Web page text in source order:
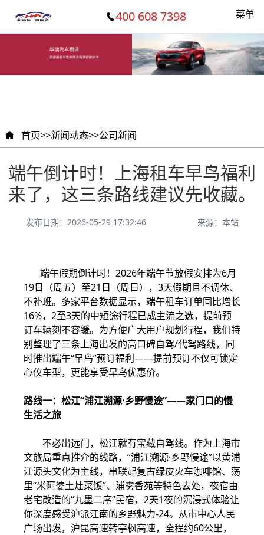
400 608 7398 菜单
首页>>新闻动态>>公司新闻
端午倒计时！上海租车早鸟福利
来了，这三条路线建议先收藏。
发布日期：2026-05-29 17:32:46 来源：本站
端午假期倒计时！2026年端午节放假安排为6月
19日（周五）至21日（周日），3天假期且不调休、
不补班。多家平台数据显示，端午租车订单同比增长
16%，2至3天的中短途行程已成主流之选，提前预
订车辆刻不容缓。为方便广大用户规划行程，我们特
别整理了三条上海出发的高口碑自驾/代驾路线，同
时推出端午“早鸟”预订福利——提前预订不仅可锁定
心仪车型，更能享受早鸟优惠价。
路线一：松江“浦江溯源·乡野慢途”——家门口的慢
生活之旅
不必出远门，松江就有宝藏自驾线。作为上海市
文旅局重点推介的线路，“浦江溯源·乡野慢途”以黄浦
江源头文化为主线，串联起复古绿皮火车咖啡馆、荡
里“米阿婆土灶菜饭”、浦雾香苑等特色去处，夜宿由
老宅改造的“九墨二序”民宿，2天1夜的沉浸式体验让
你深度感受沪派江南的乡野魅力-24。从市中心人民
广场出发，沪昆高速转亭枫高速，全程约60公里，